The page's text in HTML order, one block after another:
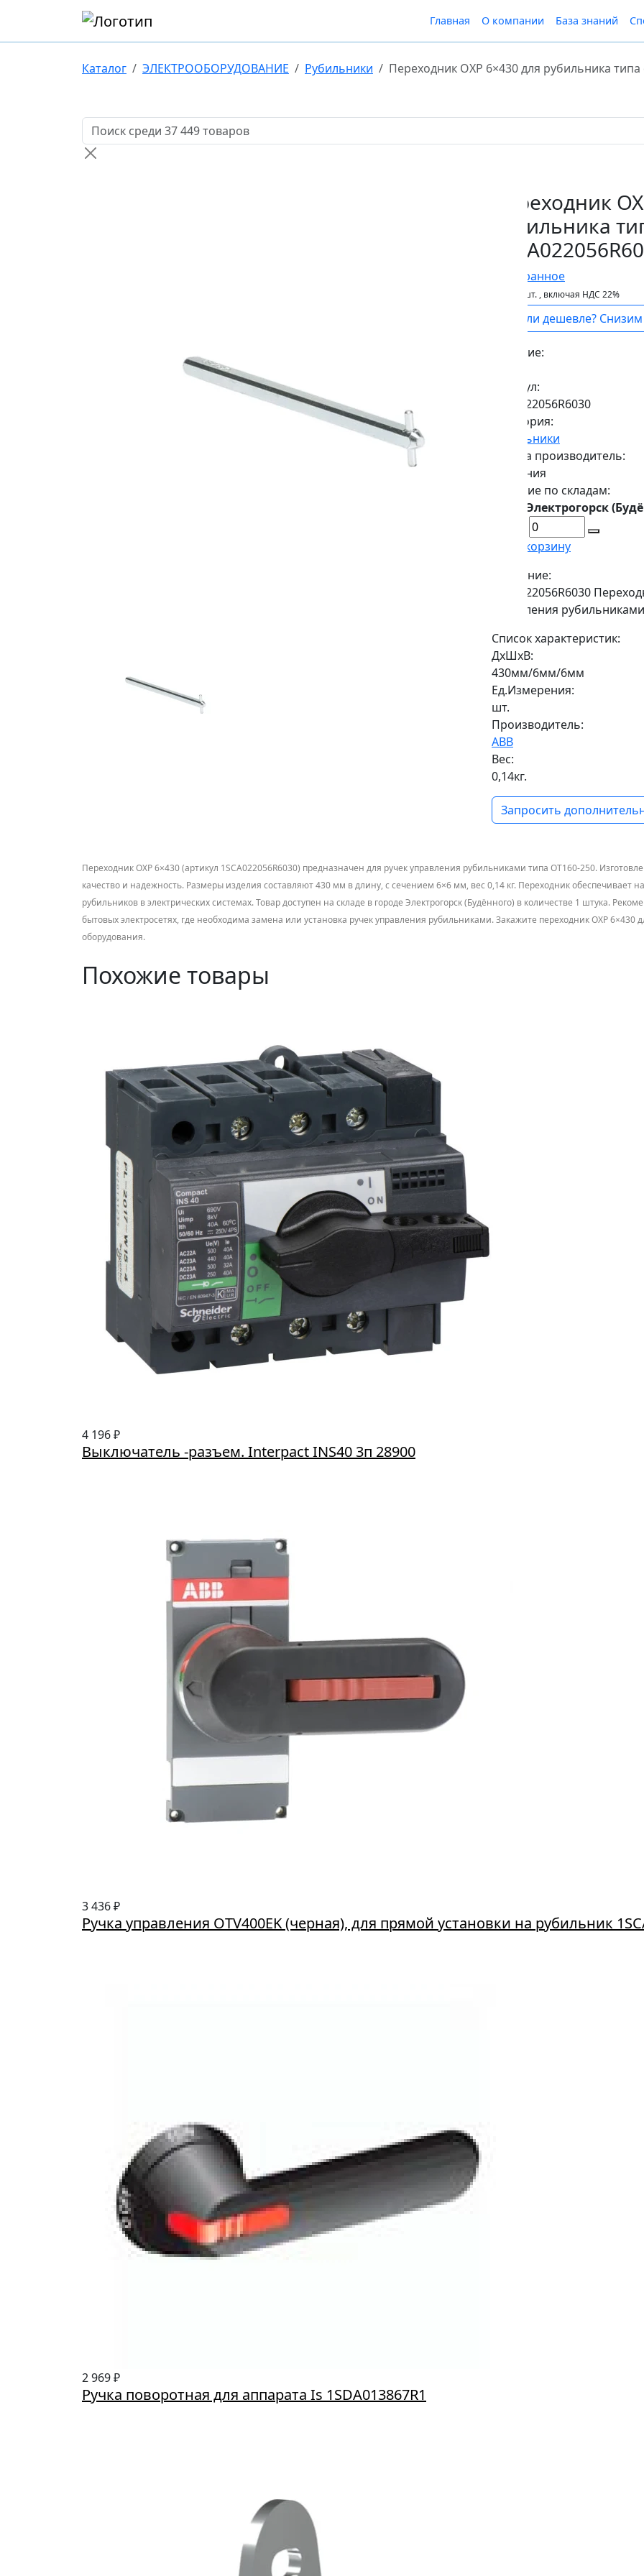
Главная О компании База знаний
Каталог ЭЛЕКТРООБОРУДОВАНИЕ Рубильники Переходник OXP 6×430 для рубильника типа
Поиск товаров по названию или артикулу
Переходник
рубильника
В Избранное
шт. , включая НДС 22%
Нашли дешевле?
Наличие:
Артикул:
1SCA022056R6030
Категория:
Рубильники
Страна производитель:
Германия
Наличие по складам:
г. Электрогорск
В корзину
Описание:
1SCA022056R6030
управления
Список характеристик:
ДxШxВ:
430мм/6мм/6мм
Ед.Измерения:
шт.
Производитель:
ABB
Вес:
0,14кг.
Запросить
Переходник OXP 6×430 (артикул 1SCA022056R6030) предназначен для ручек управления рубильниками типа ОТ160-250.
качество и надежность. Размеры изделия составляют 430 мм в длину, с сечением 6×6 мм, вес 0,14 кг. Переходник обеспечивает
рубильников в электрических системах. Товар доступен на складе в городе Электрогорск (Будённого) в количестве 1 штука.
бытовых электросетях, где необходима замена или установка ручек управления рубильниками. Закажите переходник OXP
оборудования.
Похожие товары
4 196 ₽
Выключатель -разъем. Interpact INS40 3п 28900
3 436 ₽
Ручка управления ОTV400EK (черная), для прямой установки на рубильник
2 969 ₽
Ручка поворотная для аппарата Is 1SDA013867R1